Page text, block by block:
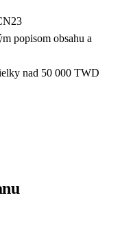
popisom obsahu a
nad 50 000 TWD